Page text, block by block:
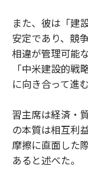
また、彼は「建
安定であり、競
相違が管理可能
「中米建設的
に向き合って進
習主席は経済・
の本質は相互利
摩擦に直面した
あると述べた。